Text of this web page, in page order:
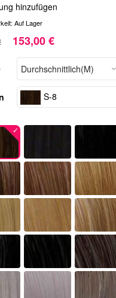
hinzufügen
Auf Lager
153,00 €
S-8